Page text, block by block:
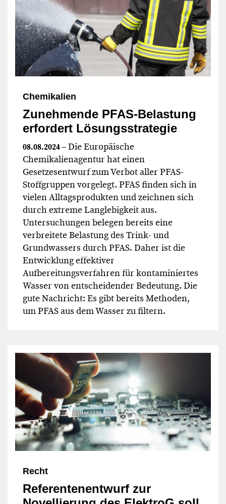
Chemikalien
Zunehmende PFAS-Belastung
erfordert Lösungsstrategie
08.08.2024– Die Europäische
Chemikalienagentur hat einen
Gesetzesentwurf zum Verbot aller PFAS-
Stoffgruppen vorgelegt. PFAS finden sich in
vielen Alltagsprodukten und zeichnen sich
durch extreme Langlebigkeit aus.
Untersuchungen belegen bereits eine
verbreitete Belastung des Trink- und
Grundwassers durch PFAS. Daher ist die
Entwicklung effektiver
Aufbereitungsverfahren für kontaminiertes
Wasser von entscheidender Bedeutung. Die
gute Nachricht: Es gibt bereits Methoden,
um PFAS aus dem Wasser zu filtern.
Recht
Referentenentwurf zur